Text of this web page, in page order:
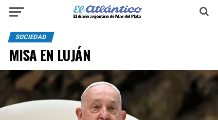
SOCIEDAD
MISA EN LUJÁN